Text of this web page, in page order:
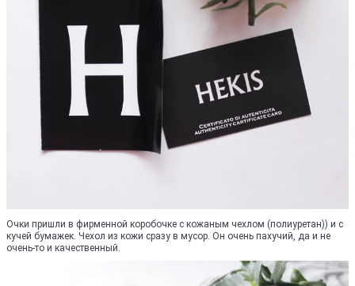
Очки пришли в фирменной коробочке с кожаным чехлом (полиуретан)) и с
кучей бумажек. Чехол из кожи сразу в мусор. Он очень пахучий, да и не
очень-то и качественный.